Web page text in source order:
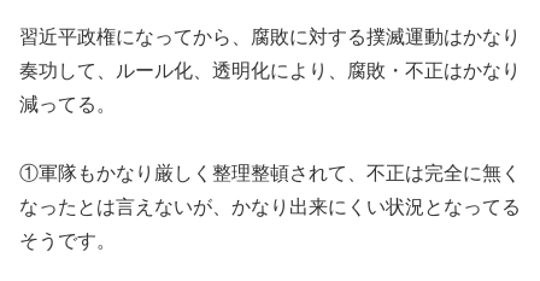
習近平政権になってから、腐敗に対する撲滅運動はかなり
奏功して、ルール化、透明化により、腐敗・不正はかなり
減ってる。
①軍隊もかなり厳しく整理整頓されて、不正は完全に無く
なったとは言えないが、かなり出来にくい状況となってる
そうです。